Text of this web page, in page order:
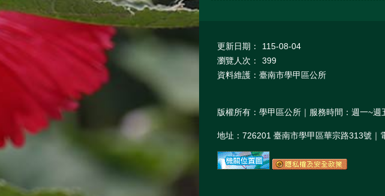
更新日期：
115-08-04
瀏覽人次：
399
資料維護：臺南市學甲區公所
版權所有：學甲區公所｜服務時間：週一~
地址：726201 臺南市學甲區華宗路313號